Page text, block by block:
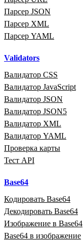
Парсер JSON
Парсер XML
Парсер YAML
Validators
Валидатор CSS
Валидатор JavaScript
Валидатор JSON
Валидатор JSON5
Валидатор XML
Валидатор YAML
Проверка карты
Тест API
Base64
Кодировать Base64
Декодировать Base64
Изображение в Base64
Base64 в изображение